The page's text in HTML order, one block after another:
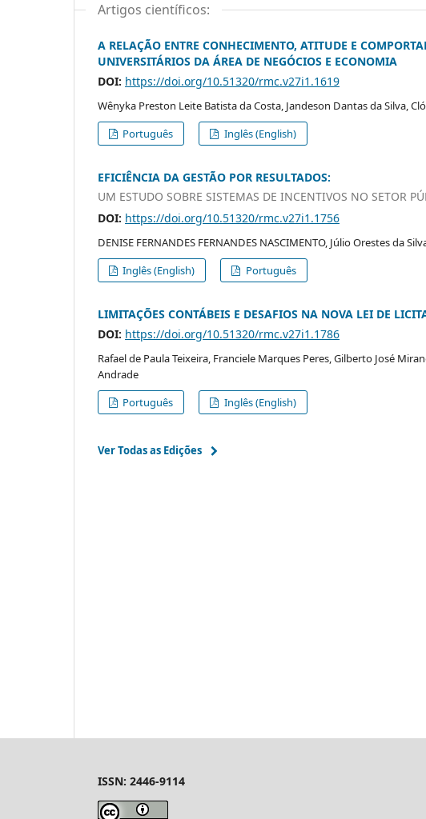
Artigos científicos:
A RELAÇÃO ENTRE CONHECIMENTO, ATITUDE E
UNIVERSITÁRIOS DA ÁREA DE NEGÓCIOS E ECONOMIA
DOI: https://doi.org/10.51320/rmc.v27i1.1619
Wênyka Preston Leite Batista da Costa, Jandeson Dantas da Silva,
Português
Inglês (English)
EFICIÊNCIA DA GESTÃO POR RESULTADOS:
UM ESTUDO SOBRE SISTEMAS DE INCENTIVOS NO SETOR
DOI: https://doi.org/10.51320/rmc.v27i1.1756
DENISE FERNANDES FERNANDES NASCIMENTO, Júlio Orestes da
Inglês (English)
Português
LIMITAÇÕES CONTÁBEIS E DESAFIOS NA NOVA LEI DE
DOI: https://doi.org/10.51320/rmc.v27i1.1786
Rafael de Paula Teixeira, Franciele Marques Peres, Gilberto José
Andrade
Português Inglês (English)
Ver Todas as Edições
ISSN: 2446-9114